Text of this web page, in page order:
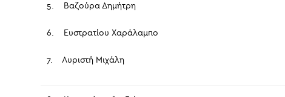
5. Βαζούρα Δημήτρη
6. Ευστρατίου Χαράλαμπο
7. Λυριστή Μιχάλη